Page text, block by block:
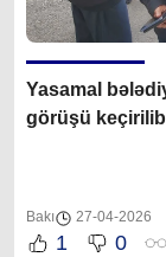
Yasamal
görüşü keçirilib
Bakı 27-04-2026
1 0